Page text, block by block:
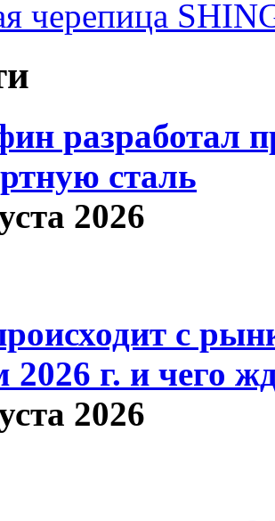
черепица
разработал
сталь
2026
с
2026 г. и чего
2026